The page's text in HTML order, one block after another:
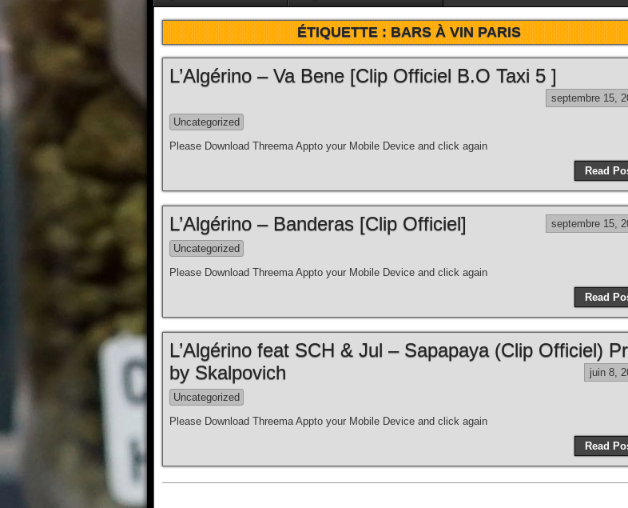
ÉTIQUETTE :BARS À VIN PARIS
L’Algérino – Va Bene [Clip Officiel B.O Taxi 5 ]
septembre 15,
Uncategorized
Please Download Threema Appto your Mobile Device and click again
Read
L’Algérino – Banderas [Clip Officiel] septembre 15,
Uncategorized
Please Download Threema Appto your Mobile Device and click again
Read
L’Algérino feat SCH & Jul – Sapapaya (Clip Officiel)
by Skalpovich
juin 8,
Uncategorized
Please Download Threema Appto your Mobile Device and click again
Read